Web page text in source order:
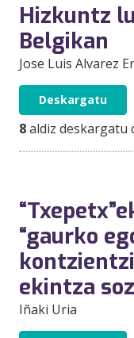
Hizkuntz
Belgikan
Jose Luis Alvarez
Deskargatu
8aldiz deskargatu
“gaurko
ekintza
Iñaki Uria